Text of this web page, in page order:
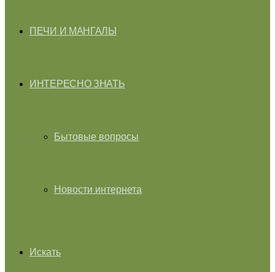
ПЕЧИ И МАНГАЛЫ
ИНТЕРЕСНО ЗНАТЬ
Бытовые вопросы
Новости интернета
Искать